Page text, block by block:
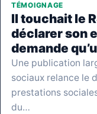
TÉMOIGNAGE
Il touchait le
déclarer son
demande
Une publication
sociaux relance le
prestations
du…